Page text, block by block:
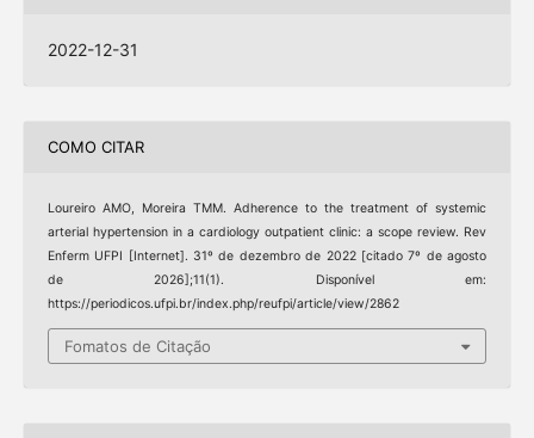
2022-12-31
COMO CITAR
Loureiro AMO, Moreira TMM. Adherence to the treatment of systemic
arterial hypertension in a cardiology outpatient clinic: a scope review. Rev
Enferm UFPI [Internet]. 31º de dezembro de 2022 [citado 7º de agosto
de 2026];11(1). Disponível em:
https://periodicos.ufpi.br/index.php/reufpi/article/view/2862
Fomatos de Citação